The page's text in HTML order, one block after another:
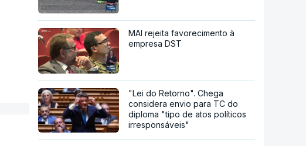
MAI rejeita favorecimento à
empresa DST
"Lei do Retorno". Chega
considera envio para TC do
diploma "tipo de atos políticos
irresponsáveis"